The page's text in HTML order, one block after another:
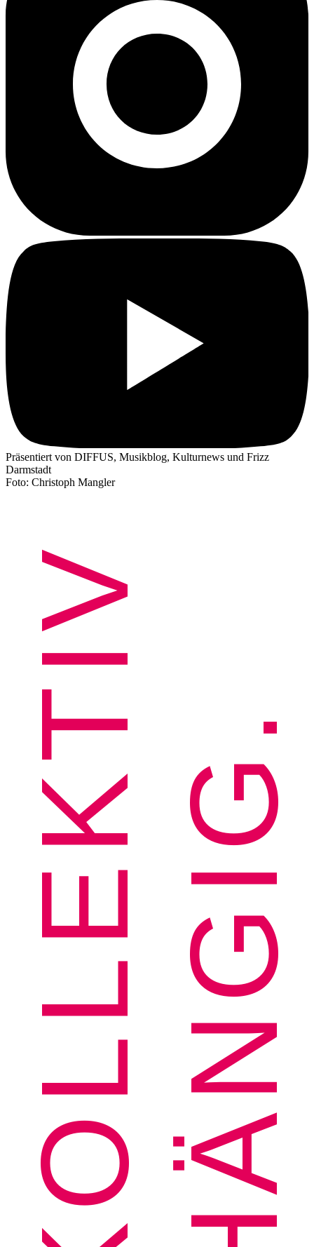
Präsentiert von DIFFUS, Musikblog, Kulturnews und Frizz
Darmstadt
Foto: Christoph Mangler